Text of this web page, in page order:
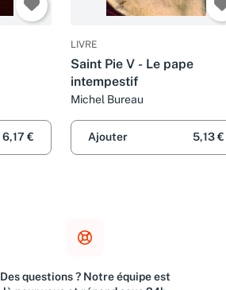
6,17 €
LIVRE
Saint Pie V - Le pape
intempestif
Michel Bureau
Ajouter 5,13 €
Des questions ? Notre équipe est